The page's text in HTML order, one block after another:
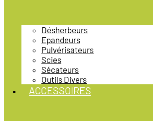
Désherbeurs
Epandeurs
Pulvérisateurs
Scies
Sécateurs
Outils Divers
ACCESSOIRES